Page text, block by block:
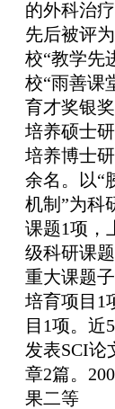
的外科治
先后被评
校“教学先
校“雨善课
育才奖银
培养硕士
培养博士
余名。以“
机制”为科
课题1项，
级科研课
重大课题
培育项目1
目1项。近
发表SCI论
章2篇。
果二等